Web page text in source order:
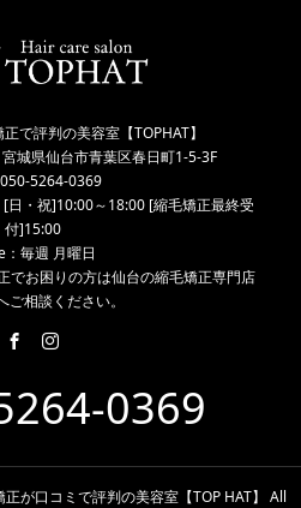
で評判の美容室【TOPHAT】
城県仙台市青葉区春日町1-5-3F
5264-0369
・祝]10:00～18:00 [縮毛矯正最終受
付]15:00
：毎週 月曜日
でお困りの方は仙台の縮毛矯正専門店
ご相談ください。
0369
が口コミで評判の美容室【TOP HAT】 All